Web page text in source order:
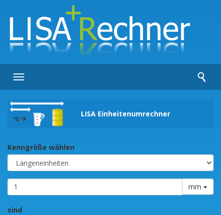
Toggle
LISA Einheitenumrechner
Kenngröße wählen
mm
sind